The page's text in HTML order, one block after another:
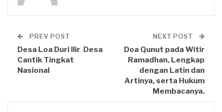
PREV POST
Desa Loa Duri Ilir Desa
Cantik Tingkat
Nasional
NEXT POST
Doa Qunut pada Witir
Ramadhan, Lengkap
dengan Latin dan
Artinya, serta Hukum
Membacanya.